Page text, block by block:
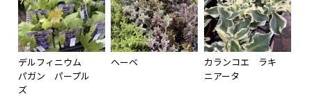
デルフィニウム
パガン パープル
ズ
ヘーベ
カランコエ ラキ
ニアータ